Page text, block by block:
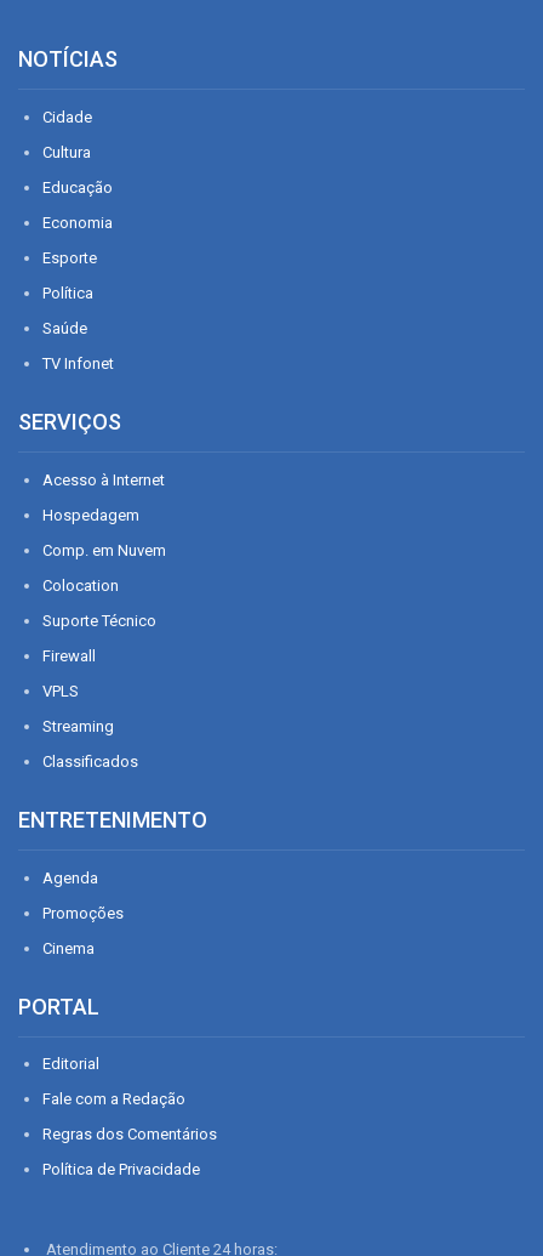
NOTÍCIAS
Cidade
Cultura
Educação
Economia
Esporte
Política
Saúde
TV Infonet
SERVIÇOS
Acesso à Internet
Hospedagem
Comp. em Nuvem
Colocation
Suporte Técnico
Firewall
VPLS
Streaming
Classificados
ENTRETENIMENTO
Agenda
Promoções
Cinema
PORTAL
Editorial
Fale com a Redação
Regras dos Comentários
Política de Privacidade
Atendimento ao Cliente 24 horas: